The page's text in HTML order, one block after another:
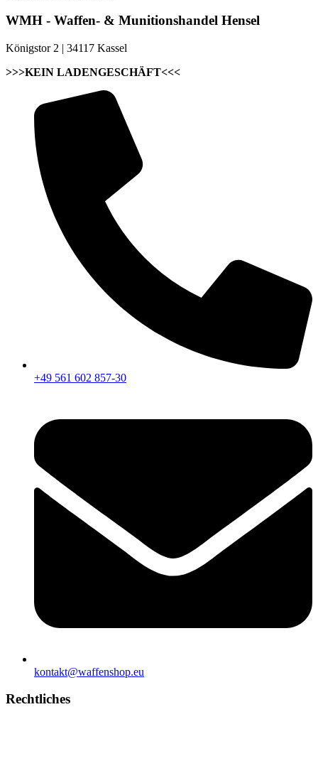
WMH - Waffen- & Munitionshandel Hensel
Königstor 2 | 34117 Kassel
>>>KEIN LADENGESCHÄFT<<<
+49 561 602 857-30
kontakt@waffenshop.eu
Rechtliches